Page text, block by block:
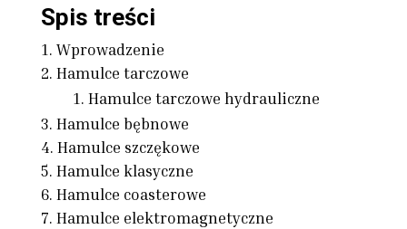
Spis treści
Wprowadzenie
Hamulce tarczowe
Hamulce tarczowe hydrauliczne
Hamulce bębnowe
Hamulce szczękowe
Hamulce klasyczne
Hamulce coasterowe
Hamulce elektromagnetyczne